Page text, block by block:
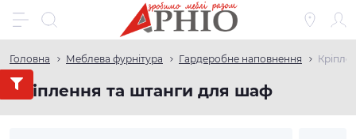
Головна Меблева фурнітура Гардеробне наповнення
Кріплення та штанги для шаф